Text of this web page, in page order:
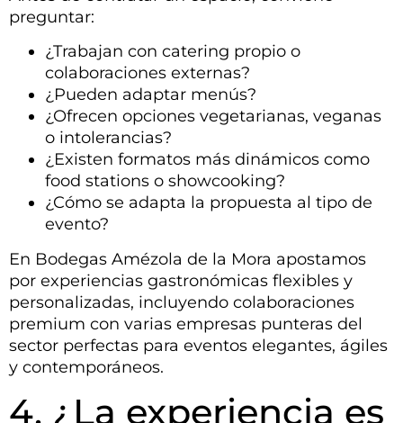
preguntar:
¿Trabajan con catering propio o
colaboraciones externas?
¿Pueden adaptar menús?
¿Ofrecen opciones vegetarianas, veganas
o intolerancias?
¿Existen formatos más dinámicos como
food stations o showcooking?
¿Cómo se adapta la propuesta al tipo de
evento?
En Bodegas Amézola de la Mora apostamos
por experiencias gastronómicas flexibles y
personalizadas, incluyendo colaboraciones
premium con varias empresas punteras del
sector perfectas para eventos elegantes, ágiles
y contemporáneos.
4. ¿La experiencia es